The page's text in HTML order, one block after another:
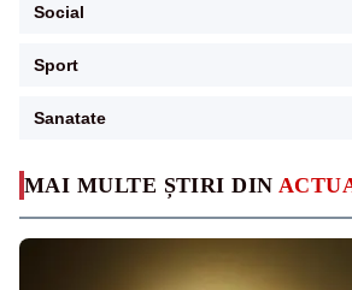
MAI MULTE ȘTIRI DIN
Social
Sport
Sanatate